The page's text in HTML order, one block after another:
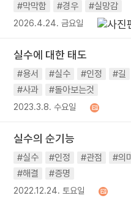
#막막함
#경우 #실망감
2026.4.24. 금요일
실수에 대한 태도
#용서 #실수 #인정 #길
#사과
#돌아보는것
2023.3.8. 수요일
실수의 순기능
#실수 #인정 #관점 #의미
#해결
#증명
2022.12.24. 토요일